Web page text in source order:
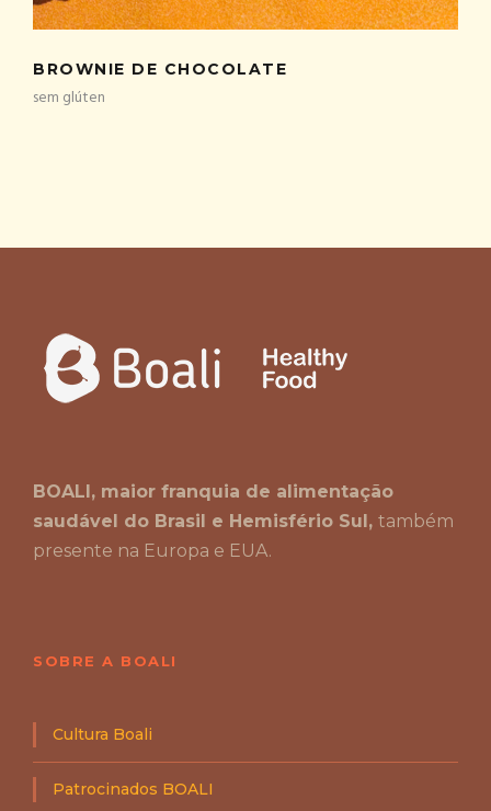
BROWNIE DE CHOCOLATE
sem glúten
BOALI, maior franquia de alimentação
saudável do Brasil e Hemisfério Sul, também
presente na Europa e EUA.
SOBRE A BOALI
Cultura Boali
Patrocinados BOALI